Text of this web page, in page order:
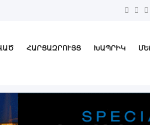
ՀԱՐՑԱԶՐՈՒՅՑ ԽԱՊՐԻԿ